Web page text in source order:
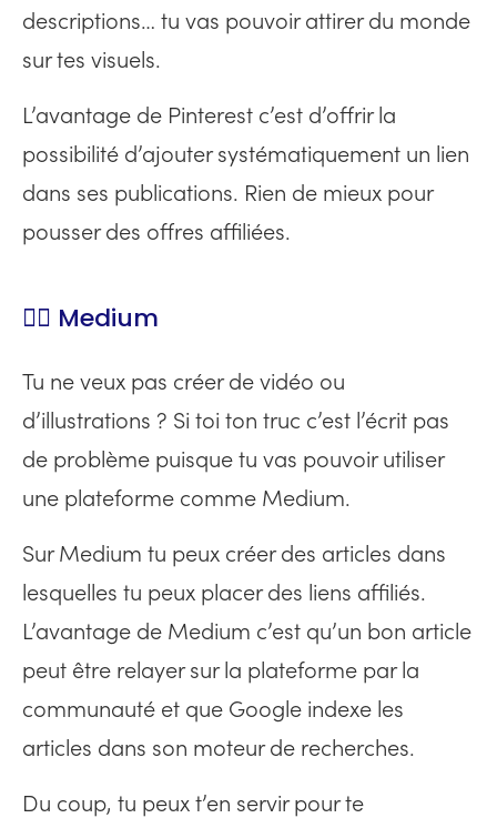
descriptions… tu vas pouvoir attirer du monde
sur tes visuels.
L’avantage de Pinterest c’est d’offrir la
possibilité d’ajouter systématiquement un lien
dans ses publications. Rien de mieux pour
pousser des offres affiliées.
👉🏻 Medium
Tu ne veux pas créer de vidéo ou
d’illustrations ? Si toi ton truc c’est l’écrit pas
de problème puisque tu vas pouvoir utiliser
une plateforme comme Medium.
Sur Medium tu peux créer des articles dans
lesquelles tu peux placer des liens affiliés.
L’avantage de Medium c’est qu’un bon article
peut être relayer sur la plateforme par la
communauté et que Google indexe les
articles dans son moteur de recherches.
Du coup, tu peux t’en servir pour te